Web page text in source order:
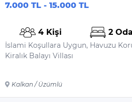
7.000 TL - 15.000 TL
4 Kişi 2 Oda
İslami Koşullara Uygun, Havuzu
Kiralık Balayı Villası
Kalkan / Üzümlü